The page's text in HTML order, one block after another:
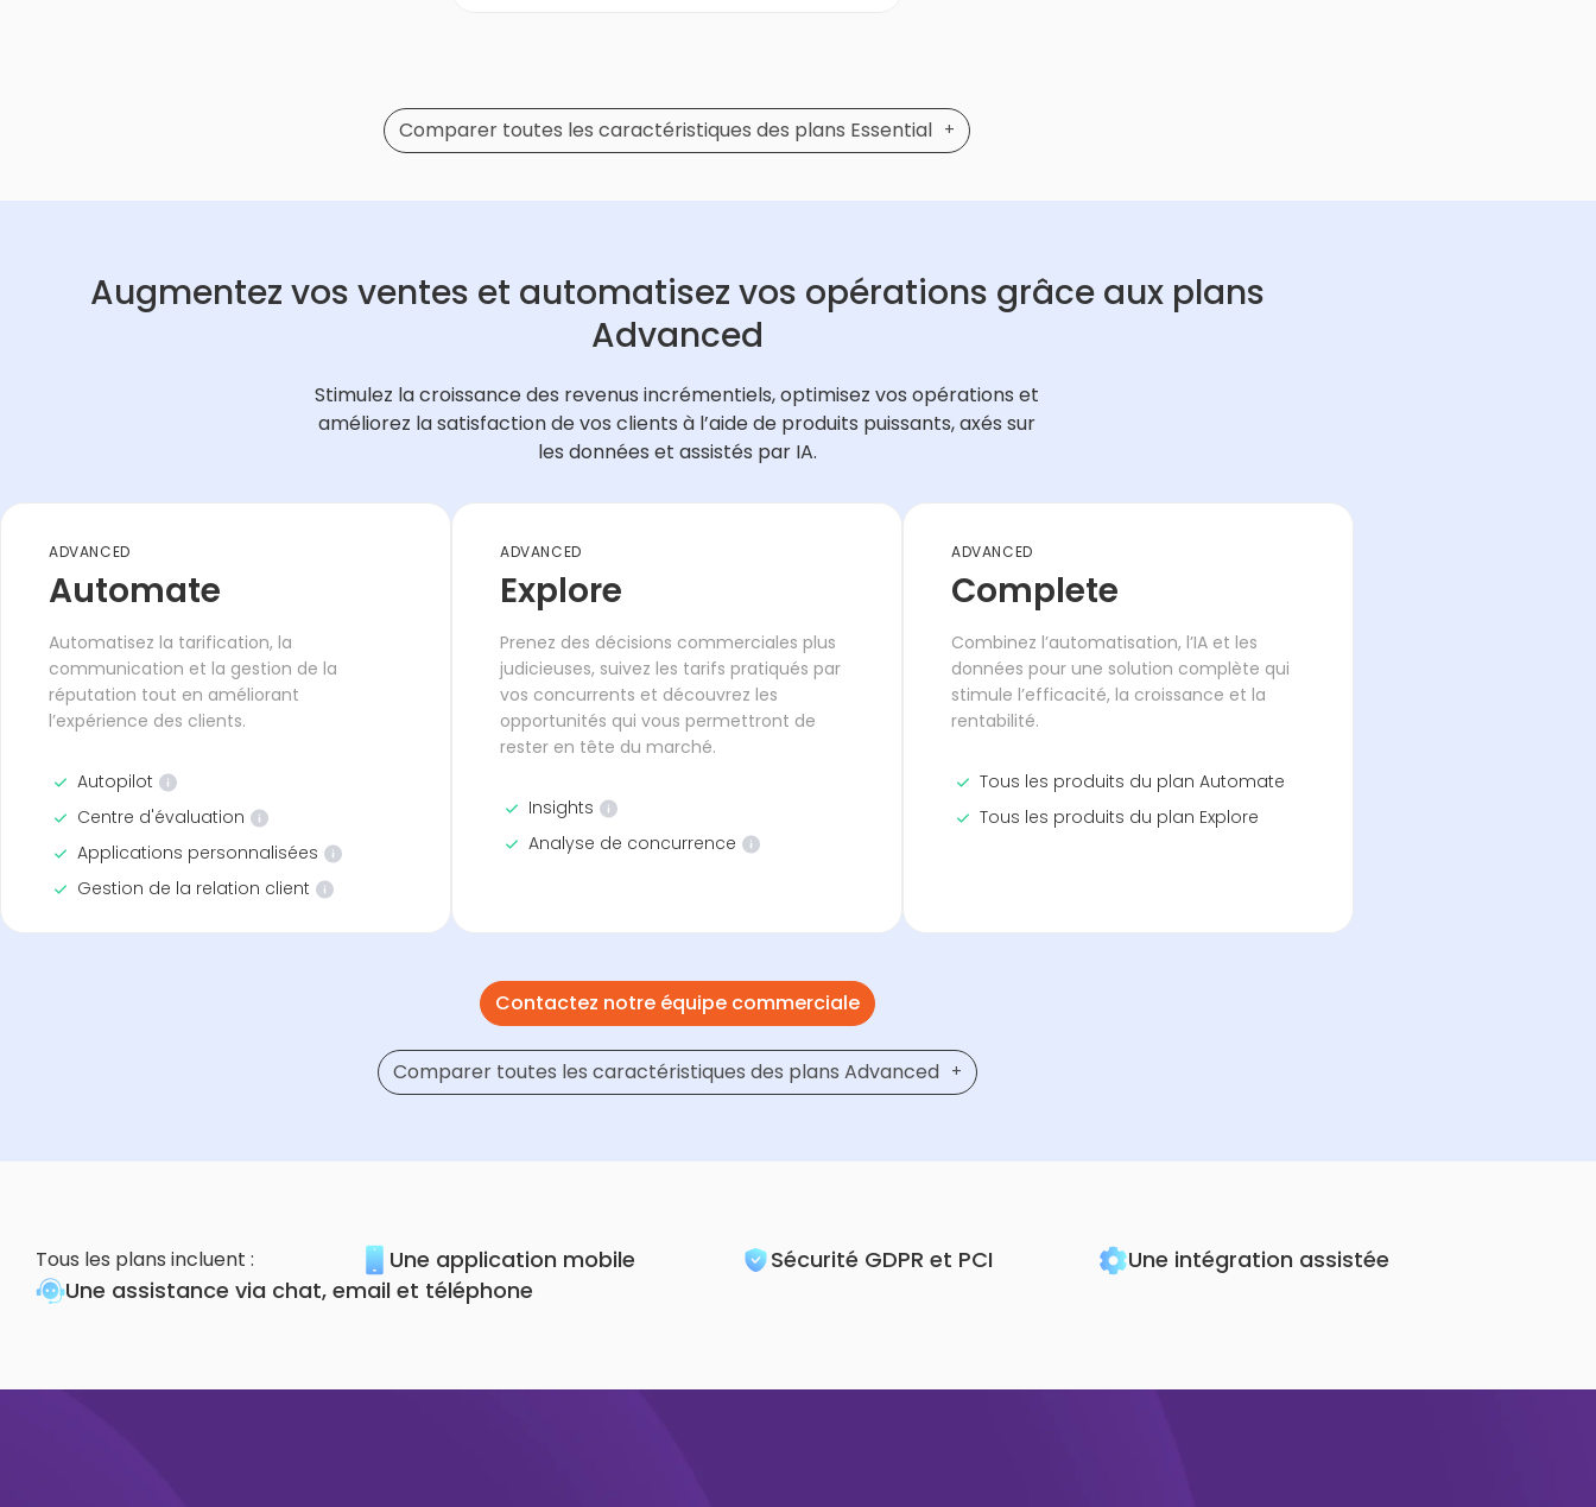
Comparer toutes les caractéristiques des plans Essential +
Augmentez vos ventes et automatisez vos opérations grâce aux plans
Advanced
Stimulez la croissance des revenus incrémentiels, optimisez vos opérations et
améliorez la satisfaction de vos clients à l’aide de produits puissants, axés sur
les données et assistés par IA.
ADVANCED
Automate
Automatisez la tarification, la
communication et la gestion de la
réputation tout en améliorant
l’expérience des clients.
Autopilot
Centre d'évaluation
Applications personnalisées
Gestion de la relation client
ADVANCED
Explore
Prenez des décisions commerciales plus
judicieuses, suivez les tarifs pratiqués par
vos concurrents et découvrez les
opportunités qui vous permettront de
rester en tête du marché.
Insights
Analyse de concurrence
ADVANCED
Complete
Combinez l’automatisation, l’IA et les
données pour une solution complète qui
stimule l’efficacité, la croissance et la
rentabilité.
Tous les produits du plan Automate
Tous les produits du plan Explore
Contactez notre équipe commerciale
Comparer toutes les caractéristiques des plans Advanced +
Tous les plans incluent : Une application mobile Sécurité GDPR et PCI
Une intégration assistée
Une assistance via chat, email et téléphone